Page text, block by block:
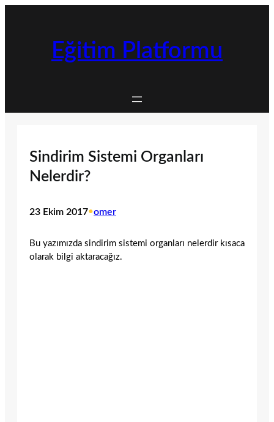
Eğitim Platformu
Sindirim Sistemi Organları
Nelerdir?
23 Ekim 2017•omer
Bu yazımızda sindirim sistemi organları nelerdir kısaca
olarak bilgi aktaracağız.